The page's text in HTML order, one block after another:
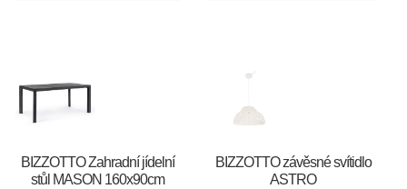
BIZZOTTO Zahradní jídelní
stůl MASON 160x90cm
BIZZOTTO závěsné svítidlo
ASTRO